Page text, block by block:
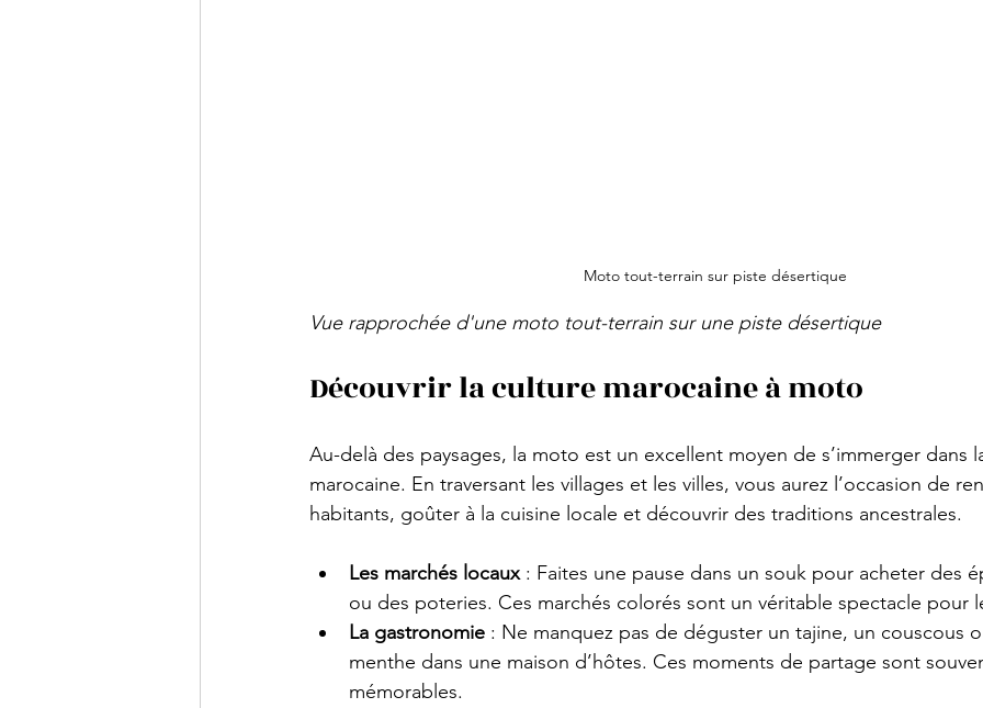
Moto tout-terrain sur piste désertique
Vue rapprochée d'une moto tout-terrain sur une piste désertique
Découvrir la culture marocaine à moto
Au-delà des paysages, la moto est un excellent moyen de s’immerger dans
marocaine. En traversant les villages et les villes, vous aurez l’occasion de
habitants, goûter à la cuisine locale et découvrir des traditions ancestrales.
Les marchés locaux : Faites une pause dans un souk pour acheter des
ou des poteries. Ces marchés colorés sont un véritable spectacle pour
La gastronomie : Ne manquez pas de déguster un tajine, un couscous
menthe dans une maison d’hôtes. Ces moments de partage sont
mémorables.